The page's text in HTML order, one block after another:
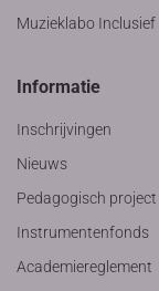
Muzieklabo Inclusief
Informatie
Inschrijvingen
Nieuws
Pedagogisch project
Instrumentenfonds
Academiereglement